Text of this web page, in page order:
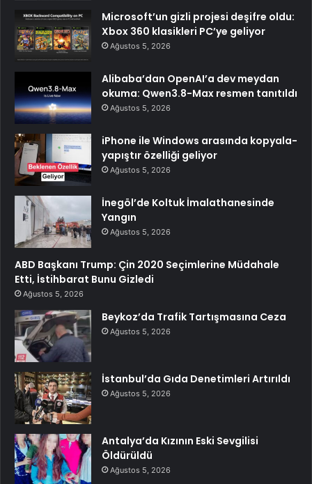
Microsoft’un gizli projesi deşifre oldu:
Xbox 360 klasikleri PC’ye geliyor
Ağustos 5, 2026
Alibaba’dan OpenAI’a dev meydan
okuma: Qwen3.8-Max resmen tanıtıldı
Ağustos 5, 2026
iPhone ile Windows arasında kopyala-
yapıştır özelliği geliyor
Ağustos 5, 2026
İnegöl’de Koltuk İmalathanesinde
Yangın
Ağustos 5, 2026
ABD Başkanı Trump: Çin 2020 Seçimlerine Müdahale
Etti, İstihbarat Bunu Gizledi
Ağustos 5, 2026
Beykoz’da Trafik Tartışmasına Ceza
Ağustos 5, 2026
İstanbul’da Gıda Denetimleri Artırıldı
Ağustos 5, 2026
Antalya’da Kızının Eski Sevgilisi
Öldürüldü
Ağustos 5, 2026